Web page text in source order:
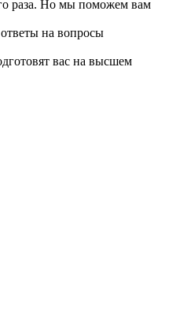
раза. Но мы поможем вам
на вопросы
вас на высшем